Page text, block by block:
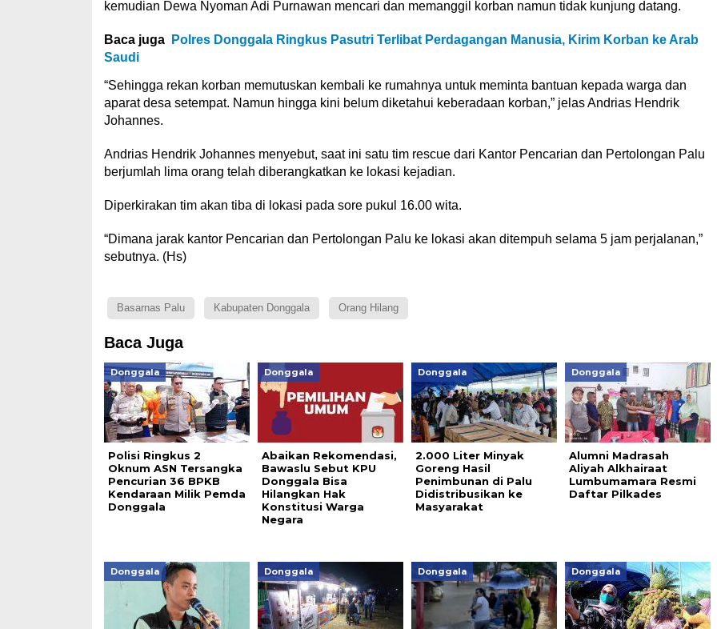
kemudian Dewa Nyoman Adi Purnawan mencari dan memanggil korban namun tidak kunjung datang.
Baca juga
Polres Donggala Ringkus Pasutri Terlibat Perdagangan Manusia, Kirim Korban ke Arab
Saudi
“Sehingga rekan korban memutuskan kembali ke rumahnya untuk meminta bantuan kepada warga dan
aparat desa setempat. Namun hingga kini belum diketahui keberadaan korban,” jelas Andrias Hendrik
Johannes.
Andrias Hendrik Johannes menyebut, saat ini satu tim rescue dari Kantor Pencarian dan Pertolongan Palu
berjumlah lima orang telah diberangkatkan ke lokasi kejadian.
Diperkirakan tim akan tiba di lokasi pada sore pukul 16.00 wita.
“Dimana jarak kantor Pencarian dan Pertolongan Palu ke lokasi akan ditempuh selama 5 jam perjalanan,”
sebutnya. (Hs)
Basarnas Palu Kabupaten Donggala Orang Hilang
Baca Juga
Donggala
Polisi Ringkus 2
Oknum ASN Tersangka
Pencurian 36 BPKB
Kendaraan Milik Pemda
Donggala
Donggala
Abaikan Rekomendasi,
Bawaslu Sebut KPU
Donggala Bisa
Hilangkan Hak
Konstitusi Warga
Negara
Donggala
2.000 Liter Minyak
Goreng Hasil
Penimbunan di Palu
Didistribusikan ke
Masyarakat
Donggala
Alumni Madrasah
Aliyah Alkhairaat
Lumbumamara Resmi
Daftar Pilkades
Donggala Donggala Donggala Donggala